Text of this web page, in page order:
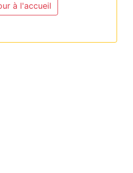
à l'accueil